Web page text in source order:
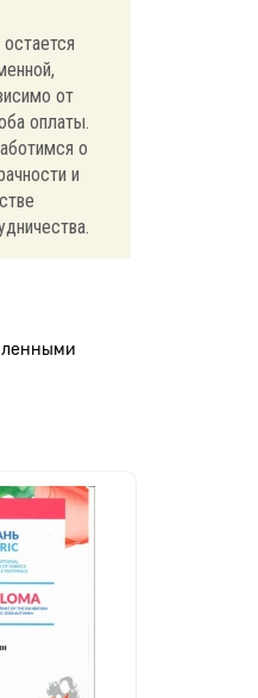
от
оплаты.
о
и